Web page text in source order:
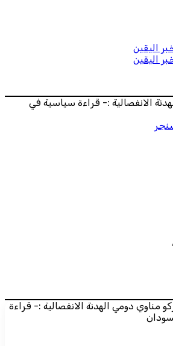
الانفصالية :- قراءة سياسية في
مناوي دومي الهدنة الانفصالية :- قراءة